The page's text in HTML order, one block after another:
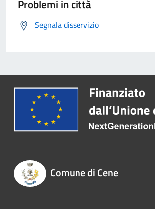
Problemi in città
Segnala disservizio
Comune di Cene